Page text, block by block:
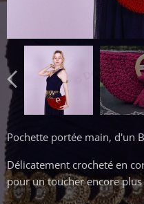
Pochette portée main, d'un
Délicatement crocheté en
pour un toucher encore plus
© Double
© Double